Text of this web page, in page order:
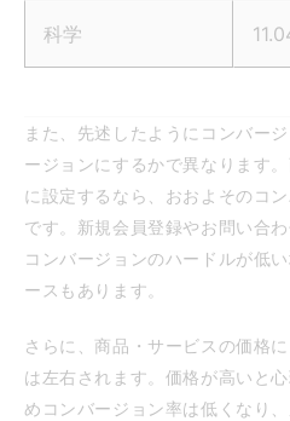
科学
また、先述したようにコンバー
ージョンにするかで異なります
に設定するなら、おおよそのコ
です。新規会員登録やお問い合
コンバージョンのハードルが低
ースもあります。
さらに、商品・サービスの価格
は左右されます。価格が高いと
めコンバージョン率は低くなり